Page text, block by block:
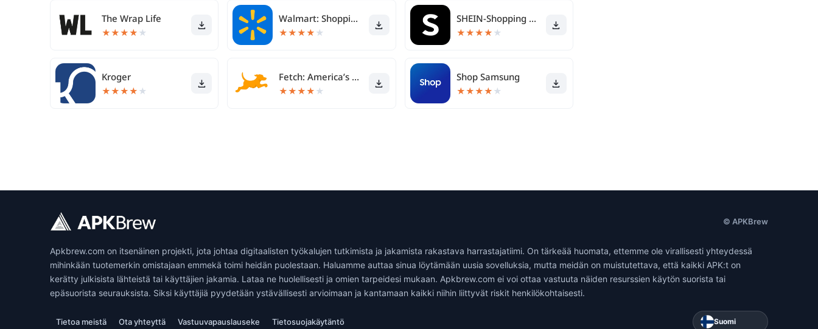
The Wrap Life
★★★★ ★
Walmart: Shopping & Savings
★★★★ ★
SHEIN-Shopping Online
★★★★ ★
Kroger
★★★★ ★
Fetch: America’s Rewards App
★★★★ ★
Shop Samsung
★★★★ ★
© APKBrew
Apkbrew.com on itsenäinen projekti, jota johtaa digitaalisten työkalujen tutkimista ja jakamista rakastava harrastajatiimi. On tärkeää huomata, ettemme ole virallisesti yhteydessä
mihinkään tuotemerkin omistajaan emmekä toimi heidän puolestaan. Haluamme auttaa sinua löytämään uusia sovelluksia, mutta meidän on muistutettava, että kaikki APK:t on
kerätty julkisista lähteistä tai käyttäjien jakamia. Lataa ne huolellisesti ja omien tarpeidesi mukaan. Apkbrew.com ei voi ottaa vastuuta näiden resurssien käytön suorista tai
epäsuorista seurauksista. Siksi käyttäjiä pyydetään ystävällisesti arvioimaan ja kantamaan kaikki niihin liittyvät riskit henkilökohtaisesti.
Tietoa meistä Ota yhteyttä Vastuuvapauslauseke Tietosuojakäytäntö Suomi